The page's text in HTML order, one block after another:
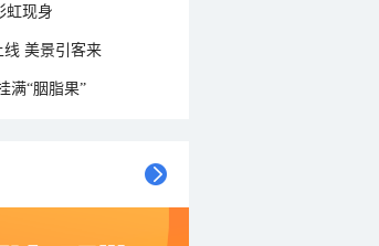
虹现身
线 美景引客来
满“胭脂果”